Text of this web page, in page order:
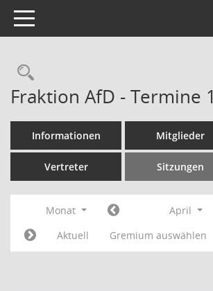
Toggle navigation
Rechercheauswahl
Fraktion AfD - Termine
Informationen Mitglieder
Vertreter Sitzungen
Monat April
Aktuell
Gremium auswählen